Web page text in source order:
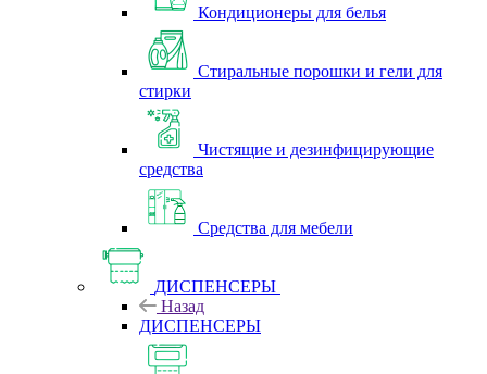
Кондиционеры для белья
Стиральные порошки и гели для
стирки
Чистящие и дезинфицирующие
средства
Средства для мебели
ДИСПЕНСЕРЫ
Назад
ДИСПЕНСЕРЫ